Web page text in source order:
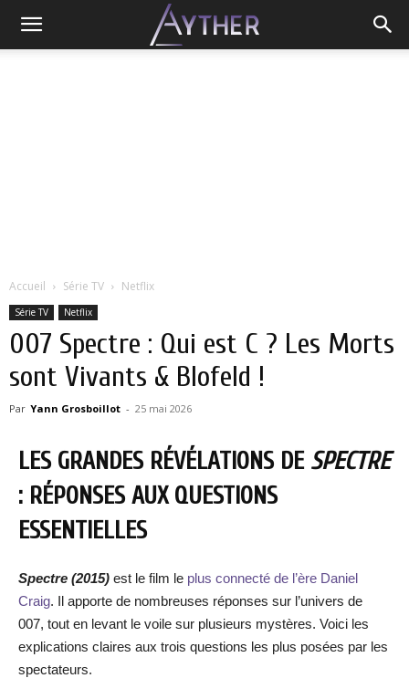
Accueil Série TV Netflix
Série TV Netflix
007 Spectre : Qui est C ? Les Morts
sont Vivants & Blofeld !
Par Yann Grosboillot - 25 mai 2026
LES GRANDES RÉVÉLATIONS DE SPECTRE
: RÉPONSES AUX QUESTIONS
ESSENTIELLES
Spectre (2015) est le film le plus connecté de l’ère Daniel
Craig. Il apporte de nombreuses réponses sur l’univers de
007, tout en levant le voile sur plusieurs mystères. Voici les
explications claires aux trois questions les plus posées par les
spectateurs.